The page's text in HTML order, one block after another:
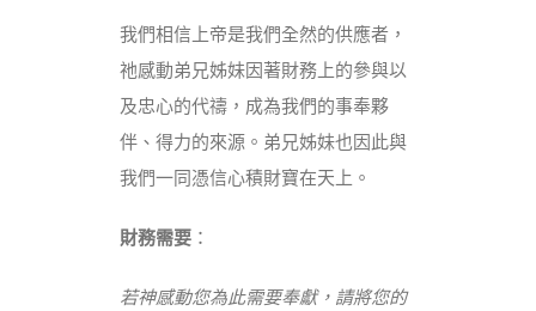
我們相信上帝是我們全然的供應者，
祂感動弟兄姊妹因著財務上的參與以
及忠心的代禱，成為我們的事奉夥
伴、得力的來源。弟兄姊妹也因此與
我們一同憑信心積財寶在天上。
財務需要 ：
若神感動您為此需要奉獻，請將您的